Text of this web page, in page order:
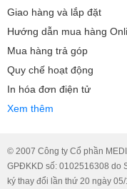
Giao hàng và lắp đặt
Hướng dẫn mua hàng
Mua hàng trả góp
Quy chế hoạt động
In hóa đơn điện tử
Xem thêm
© 2007 Công ty Cổ phần
GPĐKKD số: 0102516308 do
ký thay đổi lần thứ 20 ngày